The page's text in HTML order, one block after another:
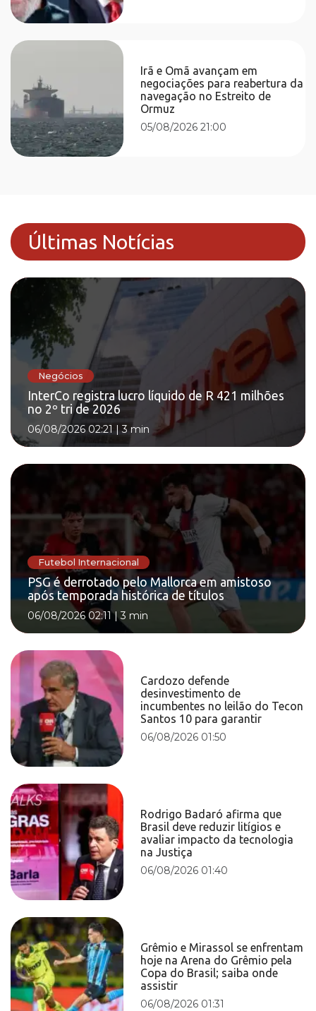
Irã e Omã avançam em
negociações para reabertura da
navegação no Estreito de
Ormuz
05/08/2026 21:00
Últimas Notícias
Negócios
InterCo registra lucro líquido de R 421 milhões
no 2º tri de 2026
06/08/2026 02:21 |3 min
Futebol Internacional
PSG é derrotado pelo Mallorca em amistoso
após temporada histórica de títulos
06/08/2026 02:11|3 min
Cardozo defende
desinvestimento de
incumbentes no leilão do Tecon
Santos 10 para garantir
06/08/2026 01:50
Rodrigo Badaró afirma que
Brasil deve reduzir litígios e
avaliar impacto da tecnologia
na Justiça
06/08/2026 01:40
Grêmio e Mirassol se enfrentam
hoje na Arena do Grêmio pela
Copa do Brasil; saiba onde
assistir
06/08/2026 01:31